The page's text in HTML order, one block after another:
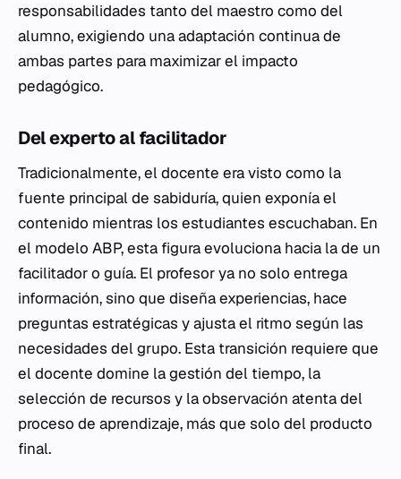
responsabilidades tanto del maestro como del
alumno, exigiendo una adaptación continua de
ambas partes para maximizar el impacto
pedagógico.
Del experto al facilitador
Tradicionalmente, el docente era visto como la
fuente principal de sabiduría, quien exponía el
contenido mientras los estudiantes escuchaban. En
el modelo ABP, esta figura evoluciona hacia la de un
facilitador o guía. El profesor ya no solo entrega
información, sino que diseña experiencias, hace
preguntas estratégicas y ajusta el ritmo según las
necesidades del grupo. Esta transición requiere que
el docente domine la gestión del tiempo, la
selección de recursos y la observación atenta del
proceso de aprendizaje, más que solo del producto
final.